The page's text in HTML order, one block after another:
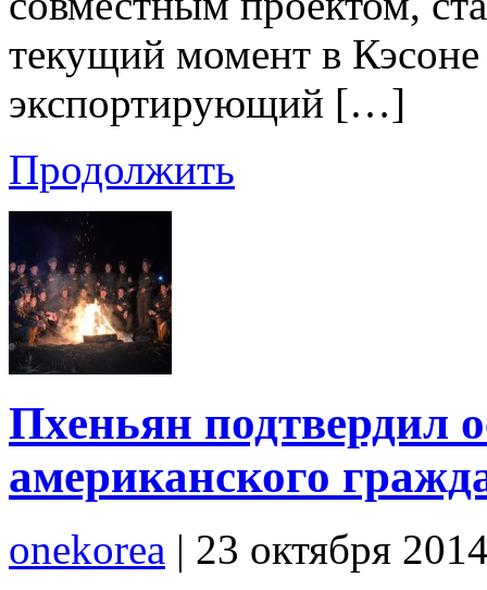
текущий момент в Кэсоне
экспортирующий […]
Продолжить
Пхеньян подтвердил
американского
onekorea | 23 октября